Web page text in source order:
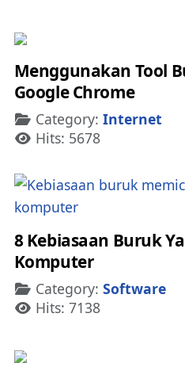
Menggunakan Tool
Google Chrome
Details
Category: Internet
Hits: 5678
8 Kebiasaan Buruk
Komputer
Details
Category: Software
Hits: 7138